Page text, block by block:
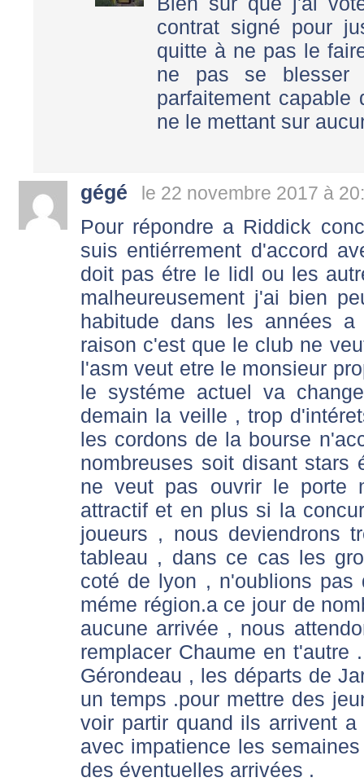
contrat signé pour
quitte à ne pas le
ne pas se
parfaitement
ne le mettant sur
gégé le 22 novembre 2017 à
Pour répondre a Riddick
suis entiérrement d'accord
doit pas étre le lidl ou les
malheureusement j'ai bien
habitude dans les années
raison c'est que le club ne
l'asm veut etre le monsieur
le systéme actuel va
demain la veille , trop
les cordons de la bourse
nombreuses soit disant stars
ne veut pas ouvrir le porte
attractif et en plus si la
joueurs , nous deviendrons
tableau , dans ce cas les
coté de lyon , n'oublions
méme région.a ce jour de
aucune arrivée , nous
remplacer Chaume en
Gérondeau , les départs de
un temps .pour mettre des
voir partir quand ils arrivent
avec impatience les
des éventuelles arrivées .